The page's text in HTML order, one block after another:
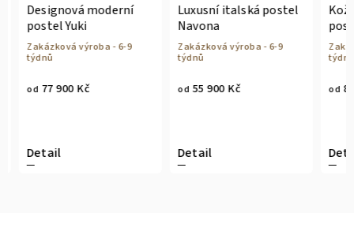
Designová moderní
postel Yuki
Zakázková výroba - 6-9
týdnů
od77 900 Kč
Detail
Luxusní italská postel
Navona
Zakázková výroba - 6-9
týdnů
od55 900 Kč
Detail
týdnů
od85